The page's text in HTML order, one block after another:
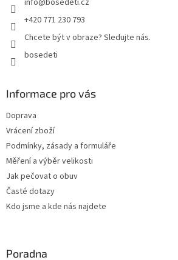
info@bosedeti.cz
+420 771 230 793
Chcete být v obraze? Sledujte nás.
bosedeti
Informace pro vás
Doprava
Vrácení zboží
Podmínky, zásady a formuláře
Měření a výběr velikosti
Jak pečovat o obuv
Časté dotazy
Kdo jsme a kde nás najdete
Poradna